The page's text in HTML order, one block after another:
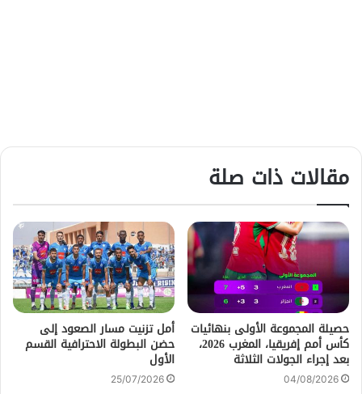
مقالات ذات صلة
حصيلة المجموعة الأولى بنهائيات
كأس أمم إفريقيا، المغرب 2026،
بعد إجراء الجولات الثلاثة
04/08/2026
أمل تزنيت مسار الصعود إلى
حضن البطولة الاحترافية القسم
الأول
25/07/2026